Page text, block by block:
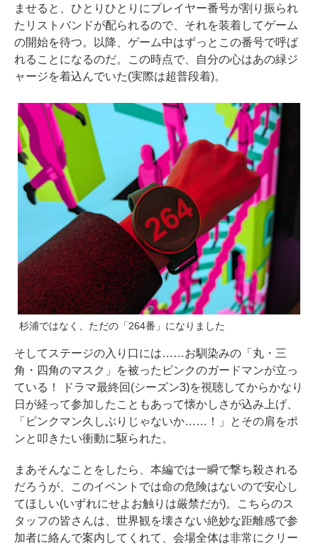
ませると、ひとりひとりにプレイヤー番号が割り振られ
たリストバンドが配られるので、それを装着してゲーム
の開始を待つ。以降、ゲーム中はずっとこの番号で呼ば
れることになるのだ。この時点で、自分の心はあの緑ジ
ャージを着込んでいた(実際は超普段着)。
杉浦ではなく、ただの「264番」になりました
そしてステージの入り口には……お馴染みの「丸・三
角・四角のマスク」を被ったピンクのガードマンが立っ
ている！ ドラマ最終回(シーズン3)を視聴してからかなり
日が経って参加したこともあって懐かしさが込み上げ、
「ピンクマン久しぶりじゃないか……！」とその肩をポ
ンと叩きたい衝動に駆られた。
まあそんなことをしたら、本編では一瞬で撃ち殺される
だろうが、このイベントでは命の危険はないので安心し
てほしい(いずれにせよお触りは厳禁だが)。こちらのス
タッフの皆さんは、世界観を壊さない絶妙な距離感で参
加者に絡んで案内してくれて、会場全体は非常にクリー